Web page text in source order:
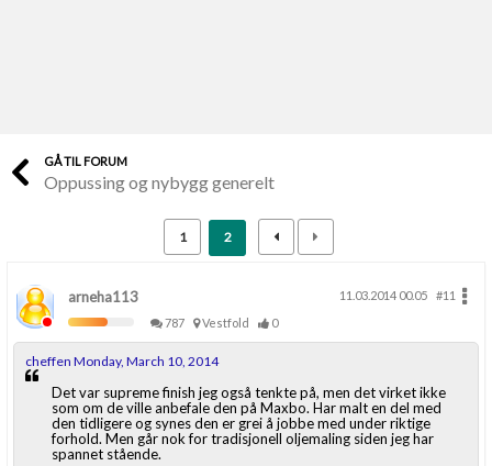
Finn håndverkere
Skaff dokumentasjon som mangler
Kundeservice
Få svar på det du lurer på
Kom i gang med Boligmappa
Se din bolig? Klikk her
GÅ TIL FORUM
Oppussing og nybygg generelt
1 2
arneha113 11.03.2014 00.05
#11
787
Vestfold 0
cheffen Monday, March 10, 2014
Det var supreme finish jeg også tenkte på, men det virket ikke
som om de ville anbefale den på Maxbo. Har malt en del med
den tidligere og synes den er grei å jobbe med under riktige
forhold. Men går nok for tradisjonell oljemaling siden jeg har
spannet stående.